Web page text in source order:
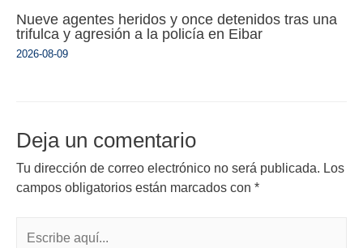
Nueve agentes heridos y once detenidos tras una
trifulca y agresión a la policía en Eibar
2026-08-09
Deja un comentario
Tu dirección de correo electrónico no será publicada. Los
campos obligatorios están marcados con *